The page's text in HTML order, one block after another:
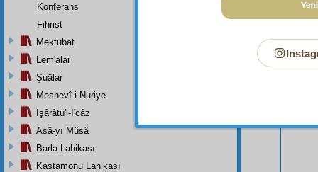
Bu
Konferans
Fihrist
Mektubat
Lem'alar
Şuâlar
Mesnevî-i Nuriye
İşârâtü'l-İ'câz
Asâ-yı Mûsâ
Barla Lahikası
Kastamonu Lahikası